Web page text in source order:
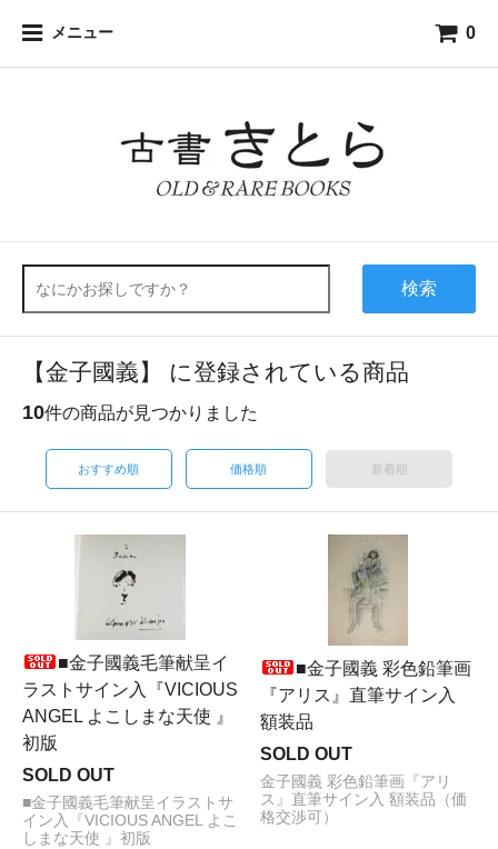
メニュー 0
検索
【金子國義】 に登録されている商品
10件の商品が見つかりました
おすすめ順 価格順 新着順
■金子國義毛筆献呈イ
ラストサイン入『VICIOUS
ANGEL よこしまな天使 』
初版
SOLD OUT
■金子國義毛筆献呈イラストサ
イン入『VICIOUS ANGEL よこ
しまな天使 』初版
■金子國義 彩色鉛筆画
『アリス』直筆サイン入
額装品
SOLD OUT
金子國義 彩色鉛筆画『アリ
ス』直筆サイン入 額装品（価
格交渉可）